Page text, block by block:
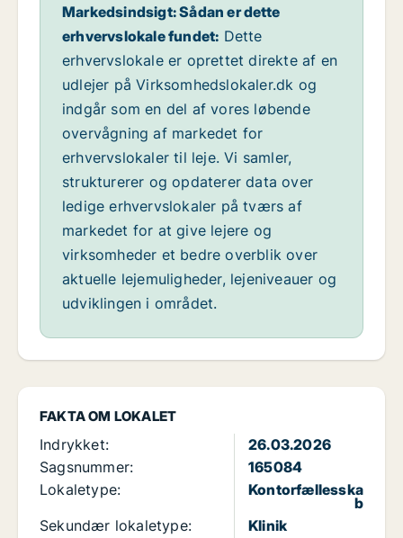
FAKTA OM LOKALET
Indrykket:
26.03.2026
Sagsnummer:
165084
Lokaletype:
Kontorfællesska
b
Sekundær lokaletype:
Klinik
Markedsindsigt: Sådan er dette
erhvervslokale fundet: Dette
erhvervslokale er oprettet direkte af en
udlejer på Virksomhedslokaler.dk og
indgår som en del af vores løbende
overvågning af markedet for
erhvervslokaler til leje. Vi samler,
strukturerer og opdaterer data over
ledige erhvervslokaler på tværs af
markedet for at give lejere og
virksomheder et bedre overblik over
aktuelle lejemuligheder, lejeniveauer og
udviklingen i området.